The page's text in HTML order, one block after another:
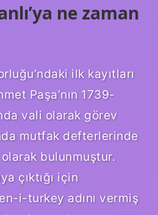
ne zaman
ilk kayıtları
Paşa’nın 1739-
vali olarak görev
mutfak defterlerinde
bulunmuştur.
çıktığı için
i-turkey adını vermiş